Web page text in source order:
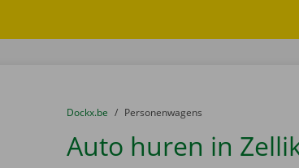
U bevindt zich hier:
van
Dockx.be naar
Personenwagens
Auto huren in